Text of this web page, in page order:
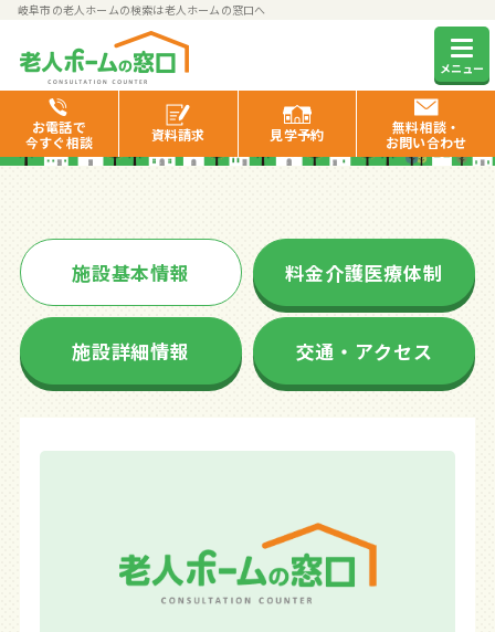
岐阜市の老人ホームの検索は老人ホームの窓口へ
メニュー
お電話で
今すぐ相談
資料請求 見学予約
無料相談・
お問い合わせ
ふれあいの里薮田
施設基本情報 料金介護医療体制
施設詳細情報 交通・アクセス